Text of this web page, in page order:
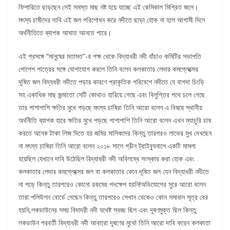
ফিশারিতে ছাড়ছেন সেই সমস্ত মাছ নষ্ট হয়ে যাচ্ছে এই কেমিকাল মিশ্রিত জলে।
মৎস্য চাষীদের দাবি এই জল পরিশোধন করে নদীতে ছাড়া হোক না হলে আগামী দিনে
অর্থনীতিতে ব্যাপক আঘাত আনতে পারে।
এই প্রসঙ্গে “মানুষের মতামত”-র পক্ষ থেকে বিদ্যাধরী নদী বাঁচাও কমিটির সভাপতি
গোপেশ পাত্রের সঙ্গে যোগাযোগ করলে তিনি বলেন কলকাতার লেদার কমপ্লেক্সের
দূষিত জল বিদ্যধরী নদীতে পড়ার কারণে প্রাকৃতিক পরিবেশে নদীতে যে বাগদা চিংড়ি
সহ একাধিক মাছ জন্মাতো সেটি কোথাও হারিয়ে গেছে এবং বিলুপ্তির পথে চলে গেছে
তার পাশাপাশি ক্ষতির মুখে পড়ছে মৎস্য চাষিরা তিনি আরো বলেন এ বিষয়ে স্থানীয়
অর্থনীতি ব্যাপক হারে ক্ষতির মুখে পড়ছে পাশাপাশি তিনি আরো বলেন এখন ম্যাচুরি চাষ
করতে অনেক টাকা লিজ দিতে হয় জমির মালিকদের কিন্তু তারপরও লাভের মুখ দেখছেন
না মৎস্য চাষিরা তিনি আরো বলেন ২০১৮ সালে গ্রীন ট্রাইব্যুনালে একটি মামলা
হয়েছিল যেখানে দাবি উঠেছিল বিদ্যাধরী নদী অবিলম্বে সংস্কার করা হোক এবং
কলকাতার লেদার কমপ্লেক্সের জল বা কলকাতার কোন দূষিত জল যেন বিদ্যাধরী নদীতে
না পড়ে কিন্তু তারপরেও কোনো রকমের পদক্ষেপ হয়নি!অভিযোগের সুরে আরো বলেন
তারা পলিউশন বোর্ডে গেছেন কিন্তু তারপরেও সেখান থেকেও কোন সমাধান সূত্র বের
হয়নি,লকডাউনের সময় বিদাদরী নদী যথেষ্ট স্বচ্ছ ছিল এবং দূষণমুক্ত ছিল কিন্তু
লকডাউন পরবর্তী বিদ্যাধরী নদী আবারো দূষণের মুখে! তিনি আরো দাবি করেন কলকাতা